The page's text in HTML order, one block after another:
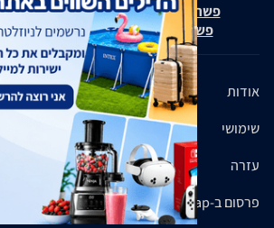
פשרה בת"צ אבנצ'יק נ' זאפ גרופ (ת"צ 23008-08-20)
פשרה בת"צ כהנים נ' זאפ גרופ (ת"צ 60371-12-19)
אודות
שימושי
עזרה
פרסום ב-zap